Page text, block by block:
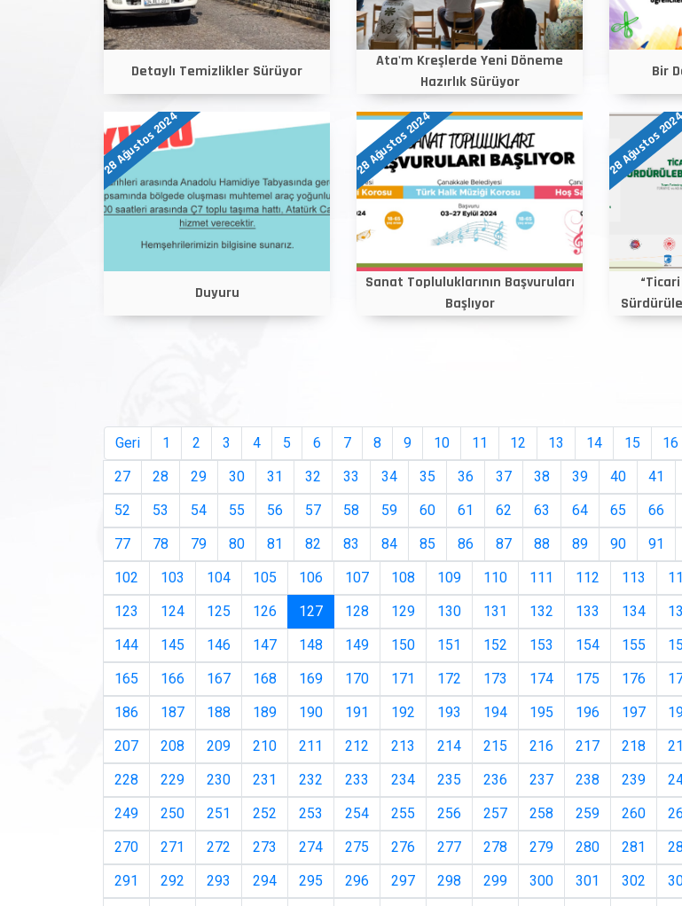
Detaylı Temizlikler Sürüyor
Ata'm Kreşlerde Yeni Döneme
Hazırlık Sürüyor
Bir
28 Ağustos 2024
Duyuru
28 Ağustos 2024
Sanat Topluluklarının Başvuruları
Başlıyor
28 Ağustos
Geri 1 2 3 4 5 6 7 8 9 10 11 12 13 14 15 16
27
28 29 30 31 32 33 34 35 36 37 38 39 40 41
52
53 54 55 56 57 58 59 60 61 62 63 64 65 66
77
78 79 80 81 82 83 84 85 86 87 88 89 90 91
102
103 104 105 106 107 108 109 110 111 112 113
123
124 125 126 127(current)
128 129 130 131 132 133 134
144
145 146 147 148 149 150 151 152 153 154 155
165
166 167 168 169 170 171 172 173 174 175 176
186
187 188 189 190 191 192 193 194 195 196 197
207
208 209 210 211 212 213 214 215 216 217 218
228
229 230 231 232 233 234 235 236 237 238 239
249
250 251 252 253 254 255 256 257 258 259 260
270
271 272 273 274 275 276 277 278 279 280 281
291
292 293 294 295 296 297 298 299 300 301 302